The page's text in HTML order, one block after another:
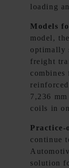
loading
Models
model,
optimally
freight
7,236
coils in
Practice-
continue
solution